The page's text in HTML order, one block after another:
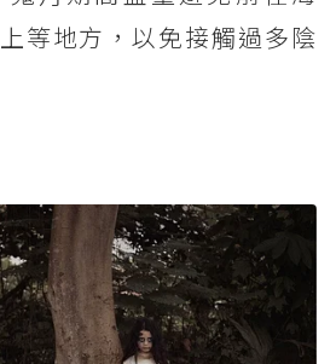
等地方，以免接觸過多陰